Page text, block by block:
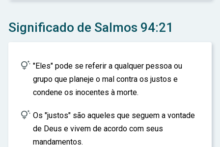
Significado de Salmos 94:21
 "Eles" pode se referir a qualquer pessoa ou
grupo que planeje o mal contra os justos e
condene os inocentes à morte.
 Os "justos" são aqueles que seguem a vontade
de Deus e vivem de acordo com seus
mandamentos.